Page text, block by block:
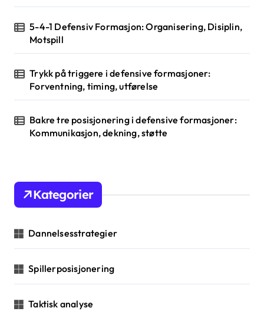
5-4-1 Defensiv Formasjon: Organisering, Disiplin,
Motspill
Trykk på triggere i defensive formasjoner:
Forventning, timing, utførelse
Bakre tre posisjonering i defensive formasjoner:
Kommunikasjon, dekning, støtte
Kategorier
Dannelsesstrategier
Spillerposisjonering
Taktisk analyse